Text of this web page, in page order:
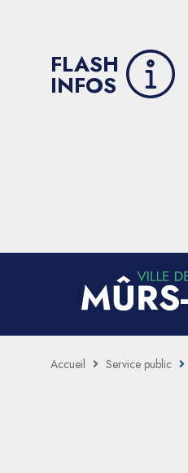
FLASH
INFOS
Accueil Service public